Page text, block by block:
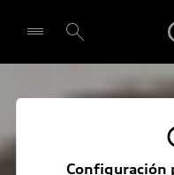
Configuración